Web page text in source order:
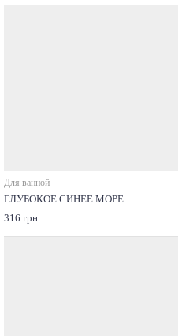
Для ванной
ГЛУБОКОЕ СИНЕЕ МОРЕ
316 грн